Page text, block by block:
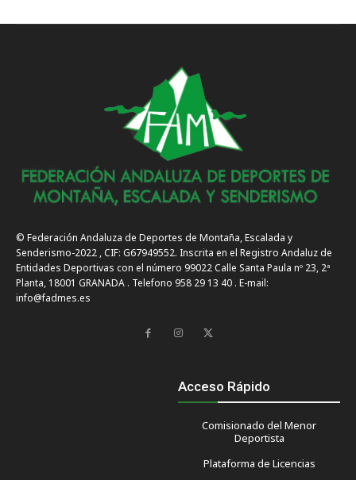
© Federación Andaluza de Deportes de Montaña, Escalada y
Senderismo-2022 , CIF: G67949552. Inscrita en el Registro Andaluz de
Entidades Deportivas con el número 99022 Calle Santa Paula nº 23, 2ª
Planta, 18001 GRANADA . Telefono 958 29 13 40 . E-mail:
info@fadmes.es
Acceso Rápido
Comisionado del Menor
Deportista
Plataforma de Licencias